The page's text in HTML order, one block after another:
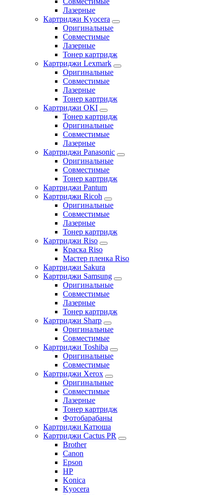
Лазерные
Картриджи Kyocera
Оригинальные
Совместимые
Лазерные
Тонер картридж
Картриджи Lexmark
Оригинальные
Совместимые
Лазерные
Тонер картридж
Картриджи OKI
Тонер картридж
Оригинальные
Совместимые
Лазерные
Картриджи Panasonic
Оригинальные
Совместимые
Тонер картридж
Картриджи Pantum
Картриджи Ricoh
Оригинальные
Совместимые
Лазерные
Тонер картридж
Картриджи Riso
Краска Riso
Мастер пленка Riso
Картриджи Sakura
Картриджи Samsung
Оригинальные
Совместимые
Лазерные
Тонер картридж
Картриджи Sharp
Оригинальные
Совместимые
Картриджи Toshiba
Оригинальные
Совместимые
Картриджи Xerox
Оригинальные
Совместимые
Лазерные
Тонер картридж
Фотобарабаны
Картриджи Катюша
Картриджи Cactus PR
Brother
Canon
Epson
HP
Konica
Kyocera